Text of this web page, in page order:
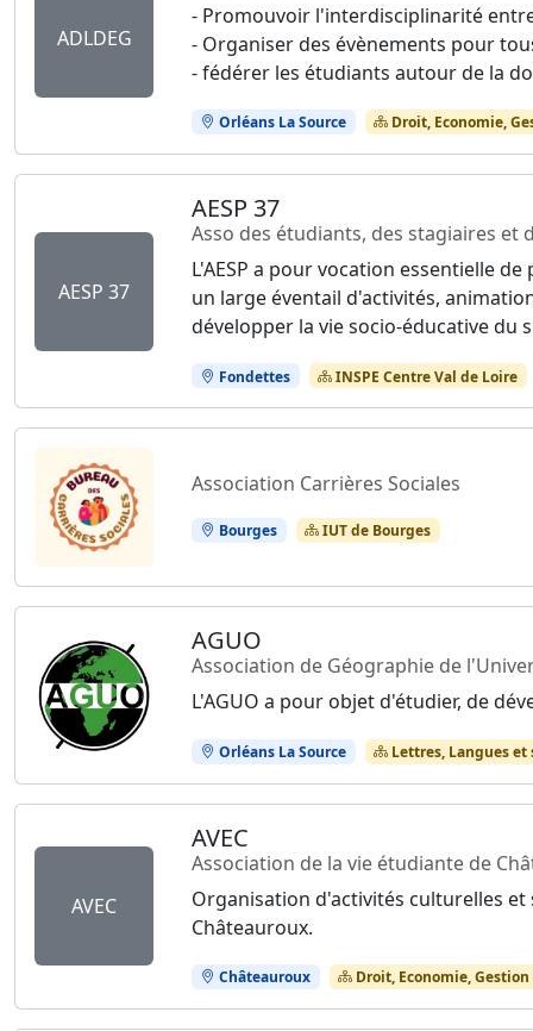
ADLDEG
- Promouvoir l'interdisciplinarité
- Organiser des évènements pour
- fédérer les étudiants autour de la
Orléans La Source Droit, Economie,
AESP 37
AESP 37
Asso des étudiants, des stagiaires et
L'AESP a pour vocation essentielle
un large éventail d'activités,
développer la vie socio-éducative du
Fondettes INSPE Centre Val de Loire
Association Carrières Sociales
Bourges IUT de Bourges
AGUO
Association de Géographie de
L'AGUO a pour objet d'étudier, de
Orléans La Source Lettres, Langues et
AVEC
AVEC
Association de la vie étudiante de
Organisation d'activités culturelles
Châteauroux.
Châteauroux Droit, Economie, Gestion